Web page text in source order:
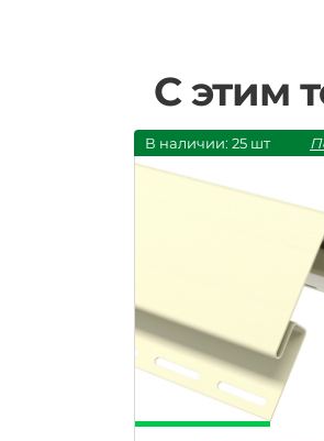
С этим
В наличии: 25 шт